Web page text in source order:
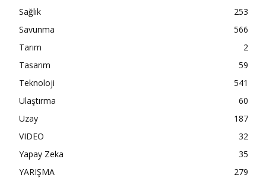
Sağlık
253
Savunma
566
Tarım
2
Tasarım
59
Teknoloji
541
Ulaştırma
60
Uzay
187
VIDEO
32
Yapay Zeka
35
YARIŞMA
279